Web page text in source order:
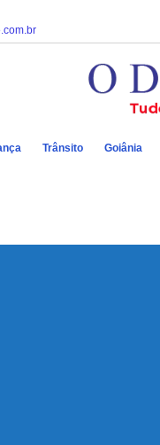
Trânsito Goiânia